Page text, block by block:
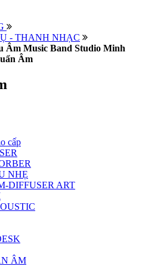
- THANH NHẠC
Âm Music Band Studio Minh
Âm
cấp
NHẸ
DIFFUSER ART
ÂM